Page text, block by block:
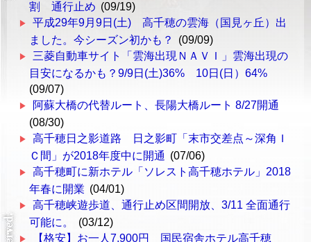
割 通行止め (09/19)
平成29年9月9日(土) 高千穂の雲海（国見ヶ丘）出
ました。今シーズン初かも？
(09/09)
三菱自動車サイト「雲海出現ＮＡＶＩ」雲海出現の
目安になるかも？9/9日(土)36% 10日(日）64%
(09/07)
阿蘇大橋の代替ルート、長陽大橋ルート 8/27開通
(08/30)
高千穂日之影道路 日之影町「末市交差点～深角Ｉ
Ｃ間」が2018年度中に開通 (07/06)
高千穂町に新ホテル「ソレスト高千穂ホテル」2018
年春に開業 (04/01)
高千穂峡遊歩道、通行止め区間開放、3/11 全面通行
可能に。
(03/12)
【格安】お一人7,900円 国民宿舎ホテル高千穂